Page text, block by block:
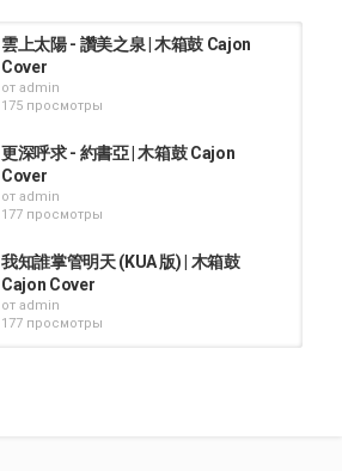
雲上太陽 - 讚美之泉 | 木箱鼓 Cajon
Cover
от admin
175 просмотры
更深呼求 - 約書亞 | 木箱鼓 Cajon
Cover
от admin
177 просмотры
我知誰掌管明天 (KUA 版) | 木箱鼓
Cajon Cover
от admin
177 просмотры